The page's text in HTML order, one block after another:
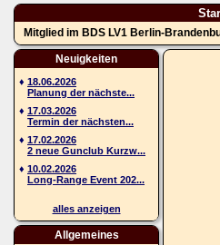
Mitglied im BDS LV1 Berlin-
Neuigkeiten
♦ 18.06.2026
Planung der nächste...
♦ 17.03.2026
Termin der nächsten...
♦ 17.02.2026
2 neue Gunclub Kurzw...
♦ 10.02.2026
Long-Range Event 202...
alles anzeigen
Allgemeines